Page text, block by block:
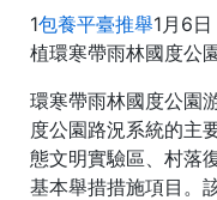
1包養平臺推舉1月6
植環寒帶雨林國度公
環寒帶雨林國度公園
度公園路況系統的主
態文明實驗區、村落
基本舉措措施項目。